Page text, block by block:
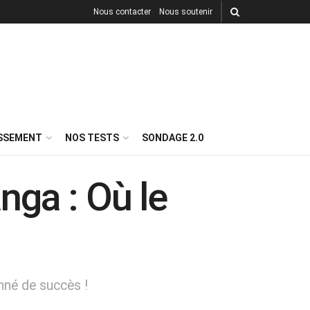
Nous contacter Nous soutenir
NOS TESTS SONDAGE 2.0
: Où le
de succès !